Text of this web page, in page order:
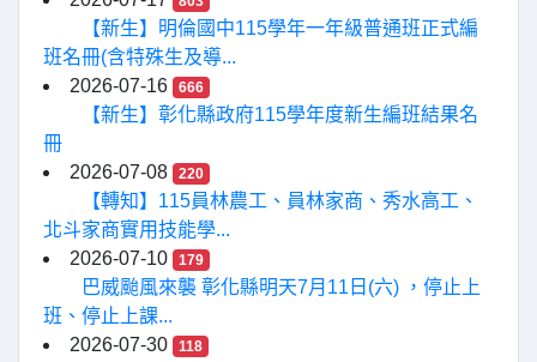
【新生】明倫國中115學年一年級普通班正式編
班名冊(含特殊生及導...
2026-07-16
666
【新生】彰化縣政府115學年度新生編班結果名
冊
2026-07-08
220
【轉知】115員林農工、員林家商、秀水高工、
北斗家商實用技能學...
2026-07-10
179
巴威颱風來襲 彰化縣明天7月11日(六) ，停止上
班、停止上課...
2026-07-30
118